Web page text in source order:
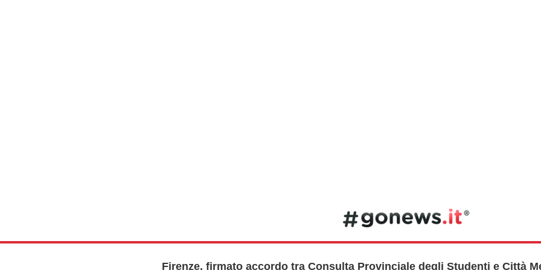
Firenze, firmato accordo tra Consulta Provinciale degli Studenti e Città